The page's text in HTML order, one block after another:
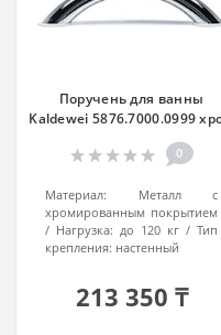
Поручень для ванны
Kaldewei 5876.7000.0999
0
Материал:
Металл с
хромированным покрытием
Нагрузка: до 120 кг
Тип
крепления: настенный
213 350 ₸